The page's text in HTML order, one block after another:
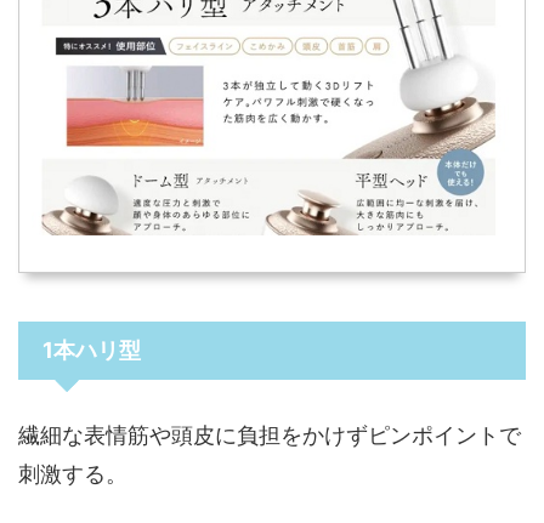
1本ハリ型
繊細な表情筋や頭皮に負担をかけずピンポイントで
刺激する。